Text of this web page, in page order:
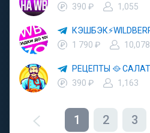
390 ₽
1,055
1 790 ₽
10,078
390 ₽
1,163
1 2 3